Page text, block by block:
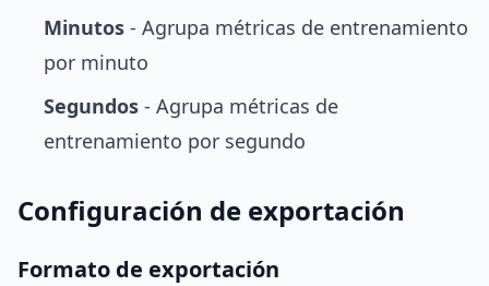
Minutos - Agrupa métricas de entrenamiento
por minuto
Segundos - Agrupa métricas de
entrenamiento por segundo
Configuración de exportación
Formato de exportación